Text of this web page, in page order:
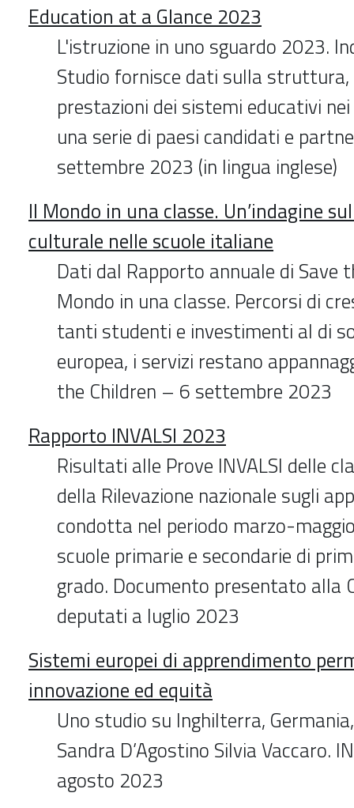
Education at a Glance 2023
L'istruzione in uno sguardo 2023.
Studio fornisce dati sulla struttura,
prestazioni dei sistemi educativi nei
una serie di paesi candidati e
settembre 2023 (in lingua inglese)
Il Mondo in una classe. Un’indagine
culturale nelle scuole italiane
Dati dal Rapporto annuale di Save
Mondo in una classe. Percorsi di
tanti studenti e investimenti al di
europea, i servizi restano
the Children – 6 settembre 2023
Rapporto INVALSI 2023
Risultati alle Prove INVALSI delle
della Rilevazione nazionale sugli
condotta nel periodo marzo-
scuole primarie e secondarie di
grado. Documento presentato alla
deputati a luglio 2023
Sistemi europei di apprendimento
innovazione ed equità
Uno studio su Inghilterra,
Sandra D’Agostino Silvia Vaccaro.
agosto 2023